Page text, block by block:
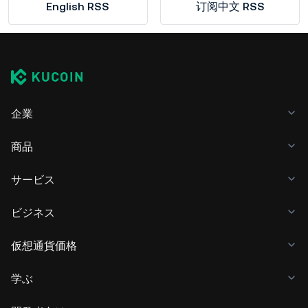
English RSS 订阅中文 RSS
企業
商品
サービス
ビジネス
仮想通貨価格
学ぶ